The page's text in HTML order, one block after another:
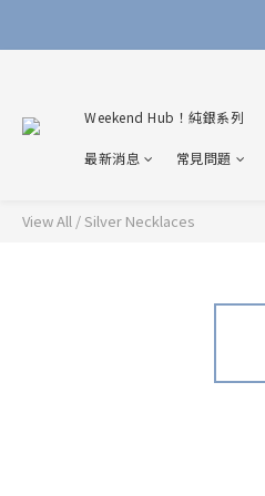
Weekend Hub！純銀系列
最新消息 常見問題
View All /Silver Necklaces